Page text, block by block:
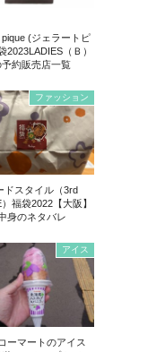
pique (ジェラートピ
2023LADIES（Ｂ）
予約販売店一覧
ファッション
ドスタイル（3rd
福袋2022【大阪】
身のネタバレ
アイス
ーマートのアイス